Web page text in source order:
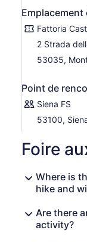
Emplacement
Fattoria
2 Strada
53035,
Point de
Siena FS
53100,
Foire
Where is
hike and
Are there
activity?